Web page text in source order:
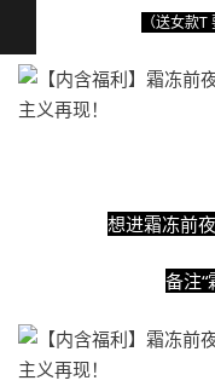
（送女款
想进霜冻前
备注“